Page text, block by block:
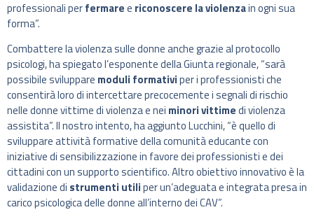
professionali perfermaree riconoscere la violenzain ogni sua
forma”.
Combattere la violenza sulle donne anche grazie al protocollo
psicologi, ha spiegato l’esponente della Giunta regionale, “sarà
possibile sviluppare moduli formativiper i professionisti che
consentirà loro di intercettare precocemente i segnali di rischio
nelle donne vittime di violenza e nei minori vittimedi violenza
assistita”. Il nostro intento, ha aggiunto Lucchini, “è quello di
sviluppare attività formative della comunità educante con
iniziative di sensibilizzazione in favore dei professionisti e dei
cittadini con un supporto scientifico. Altro obiettivo innovativo è la
validazione di strumenti utiliper un’adeguata e integrata presa in
carico psicologica delle donne all’interno dei CAV”.